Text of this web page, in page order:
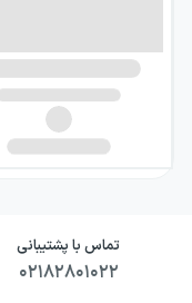
تماس با پشتیبانی
۰۲۱۸۲۸۰۱۰۲۲